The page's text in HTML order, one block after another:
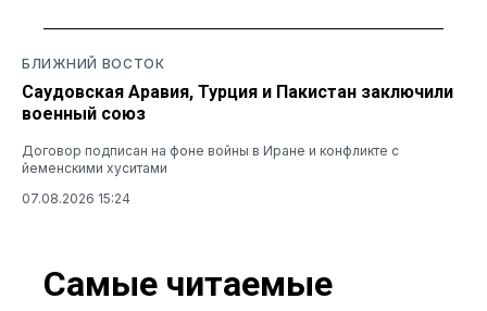
БЛИЖНИЙ ВОСТОК
Саудовская Аравия, Турция и Пакистан заключили
военный союз
Договор подписан на фоне войны в Иране и конфликте с
йеменскими хуситами
07.08.2026 15:24
Самые читаемые